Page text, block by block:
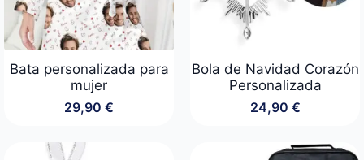
Bata personalizada para
mujer
29,90 €
Bola de Navidad Corazón
Personalizada
24,90 €